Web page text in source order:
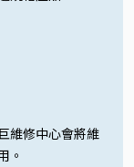
維修中心會將維
。